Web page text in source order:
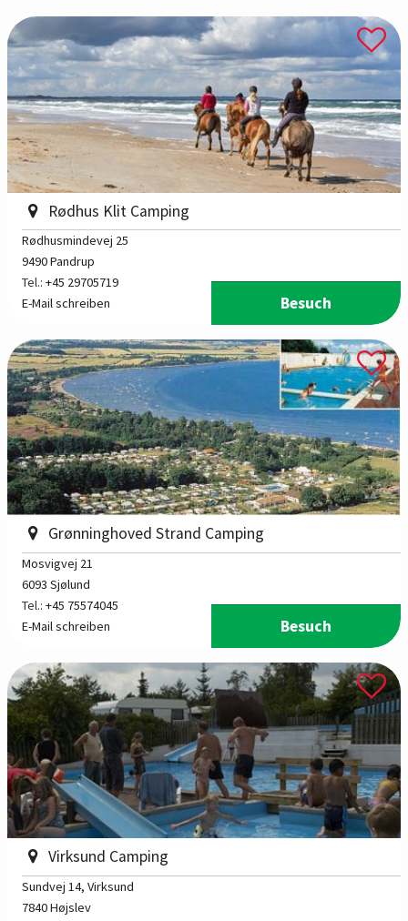
Rødhus Klit Camping
Rødhusmindevej 25
9490 Pandrup
Tel.: +45 29705719
E-Mail schreiben
Besuch
Grønninghoved Strand Camping
Mosvigvej 21
6093 Sjølund
Tel.: +45 75574045
E-Mail schreiben
Besuch
Virksund Camping
Sundvej 14, Virksund
7840 Højslev